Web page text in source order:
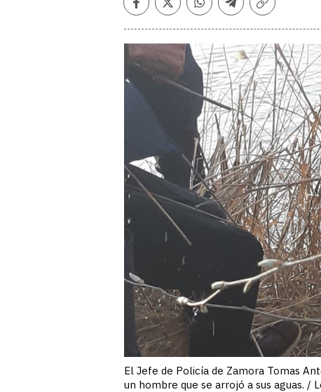
Facebook
TwitterWhatsapp
Telegram
Copiar
El Jefe de Policía de Zamora Tomas
un hombre que se arrojó a sus aguas. /